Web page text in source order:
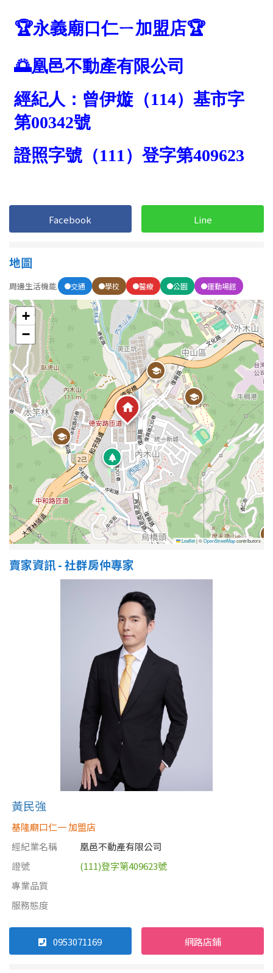
Facebook Line
地圖
周邊生活機能 交通 學校 醫療 公園 運動場館
+
−
Leaflet|©OpenStreetMapcontributors
賣家資訊 - 社群房仲專家
黃民強
基隆廟口仁一 加盟店
經紀業名稱
凰邑不動產有限公司
證號
(111)登字第409623號
專業品質
服務態度
0953071169 網路店鋪